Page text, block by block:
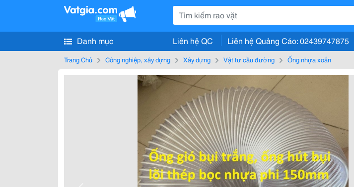
Danh mục Liên hệ QC Liên hệ Quảng Cáo: 02439747875
Trang Chủ Công nghiệp, xây dựng Xây dựng Vật tư cầu đường Ống nhựa xoắn